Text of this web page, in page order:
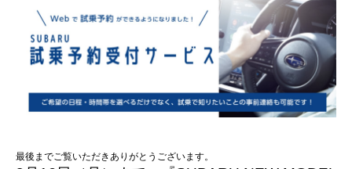
最後までご覧いただきありがとうございます。